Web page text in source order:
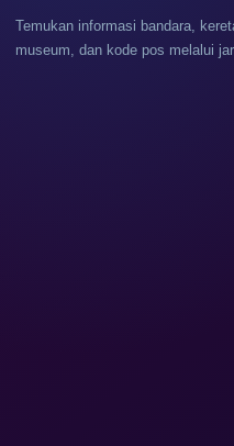
Temukan informasi bandara,
museum, dan kode pos melalui